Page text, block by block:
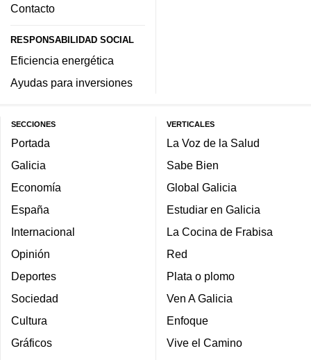
Contacto
RESPONSABILIDAD SOCIAL
Eficiencia energética
Ayudas para inversiones
SECCIONES
Portada
Galicia
Economía
España
Internacional
Opinión
Deportes
Sociedad
Cultura
Gráficos
VERTICALES
La Voz de la Salud
Sabe Bien
Global Galicia
Estudiar en Galicia
La Cocina de Frabisa
Red
Plata o plomo
Ven A Galicia
Enfoque
Vive el Camino